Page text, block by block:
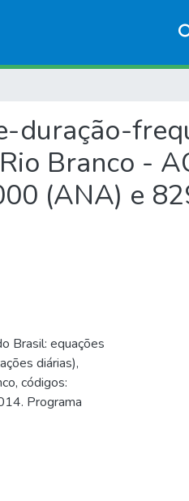
duração-
Branco -
(ANA) e
Brasil: equações
diárias),
códigos:
Programa